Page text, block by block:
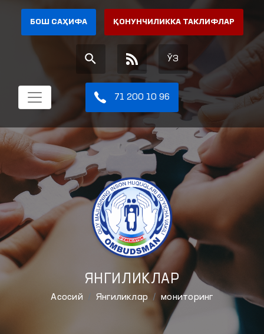
БОШ САҲИФА ҚОНУНЧИЛИККА ТАКЛИФЛАР
ЎЗ
71 200 10 96
ЯНГИЛИКЛАР
Aсосий Янгиликлар мониторинг